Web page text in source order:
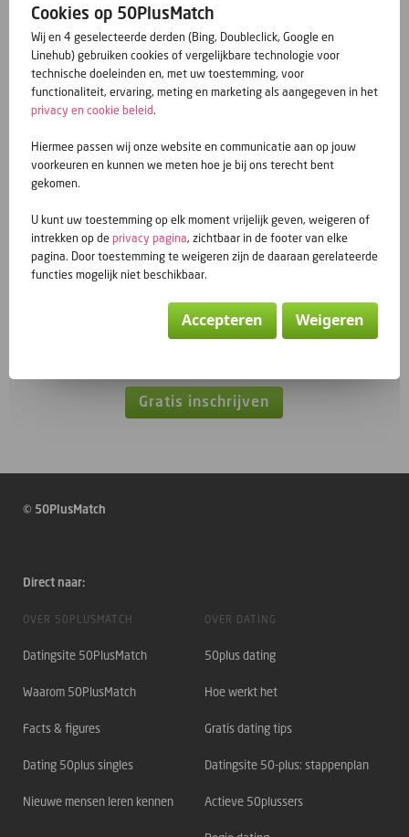
50PlusMatch.be is lid van BeCom.
50PlusMatch.be
Dorsvloerweg 393
2661 MN Bergschenhoek
Nederland
KVK: 17136160
BTW nr: NL817511908B01
Blogs
PROFIELKLEVEN
Gratis inschrijven
© 50PlusMatch
Direct naar:
OVER 50PLUSMATCH
Datingsite 50PlusMatch
Waarom 50PlusMatch
Facts & figures
Dating 50plus singles
Nieuwe mensen leren kennen
OVER DATING
50plus dating
Hoe werkt het
Gratis dating tips
Datingsite 50-plus: stappenplan
Actieve 50plussers
Cookies op 50PlusMatch
Wij en 4 geselecteerde derden (Bing, Doubleclick, Google en
Linehub) gebruiken cookies of vergelijkbare technologie voor
technische doeleinden en, met uw toestemming, voor
functionaliteit, ervaring, meting en marketing als aangegeven in het
privacy en cookie beleid.
Hiermee passen wij onze website en communicatie aan op jouw
voorkeuren en kunnen we meten hoe je bij ons terecht bent
gekomen.
U kunt uw toestemming op elk moment vrijelijk geven, weigeren of
intrekken op deprivacy pagina, zichtbaar in de footer van elke
pagina. Door toestemming te weigeren zijn de daaraan gerelateerde
functies mogelijk niet beschikbaar.
Accepteren Weigeren